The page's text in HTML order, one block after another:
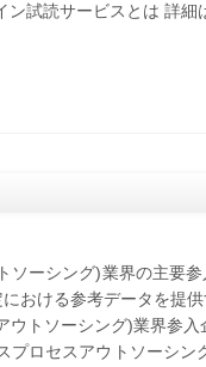
ン試読サービスとは 詳細
ソーシング)業界の主要
おける参考データを提供
ウトソーシング)業界参入
プロセスアウトソーシ